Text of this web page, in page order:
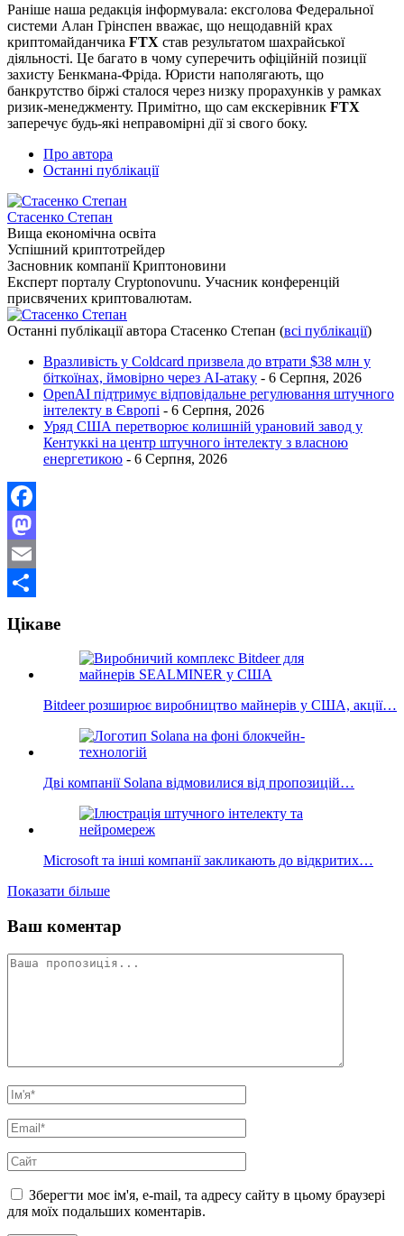
Раніше наша редакція інформувала: ексголова Федеральної
системи Алан Грінспен вважає, що нещодавній крах
криптомайданчика FTX став результатом шахрайської
діяльності. Це багато в чому суперечить офіційній позиції
захисту Бенкмана-Фріда. Юристи наполягають, що
банкрутство біржі сталося через низку прорахунків у рамках
ризик-менеджменту. Примітно, що сам екскерівник FTX
заперечує будь-які неправомірні дії зі свого боку.
Про автора
Останні публікації
Стасенко Степан
Вища економічна освіта
Успішний криптотрейдер
Засновник компанії Криптоновини
Експерт порталу Cryptonovunu. Учасник конференцій
присвячених криптовалютам.
Останні публікації автора Стасенко Степан (всі публікації)
Вразливість у Coldcard призвела до втрати $38 млн у
біткоїнах, ймовірно через AI-атаку - 6 Серпня, 2026
OpenAI підтримує відповідальне регулювання штучного
інтелекту в Європі - 6 Серпня, 2026
Уряд США перетворює колишній урановий завод у
Кентуккі на центр штучного інтелекту з власною
енергетикою - 6 Серпня, 2026
Facebook
Mastodon
Email
Цікаве
Bitdeer розширює виробництво майнерів у США, акції…
Дві компанії Solana відмовилися від пропозицій…
Microsoft та інші компанії закликають до відкритих…
Показати більше
Ваш коментар
Зберегти моє ім'я, e-mail, та адресу сайту в цьому браузері
для моїх подальших коментарів.